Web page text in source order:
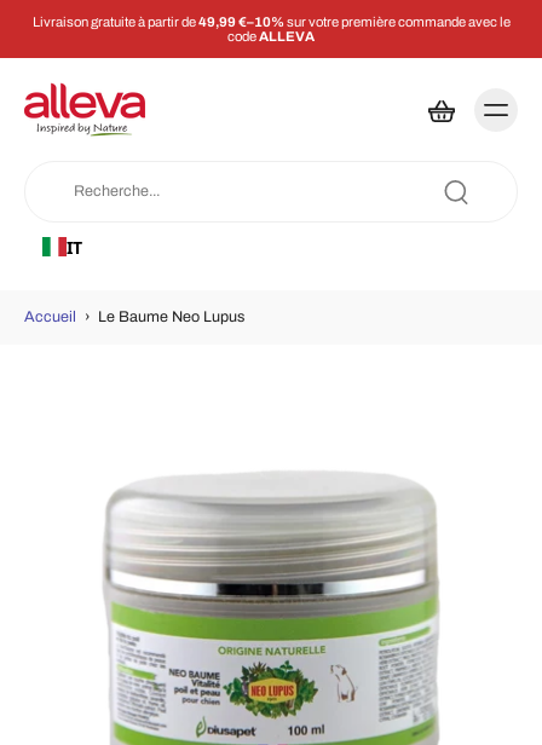
Livraison gratuite à partir de49,99 €–10% sur votre première commande avec le
codeALLEVA
IT
Accueil › Le Baume Neo Lupus